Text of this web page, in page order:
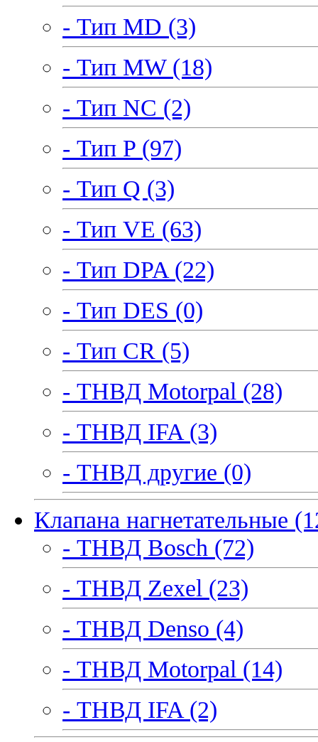
- Тип MD (3)
- Тип MW (18)
- Тип NC (2)
- Тип P (97)
- Тип Q (3)
- Тип VE (63)
- Тип DPA (22)
- Тип DES (0)
- Тип CR (5)
- ТНВД Motorpal (28)
- ТНВД IFA (3)
- ТНВД другие (0)
Клапана нагнетательные
- ТНВД Bosch (72)
- ТНВД Zexel (23)
- ТНВД Denso (4)
- ТНВД Motorpal (14)
- ТНВД IFA (2)